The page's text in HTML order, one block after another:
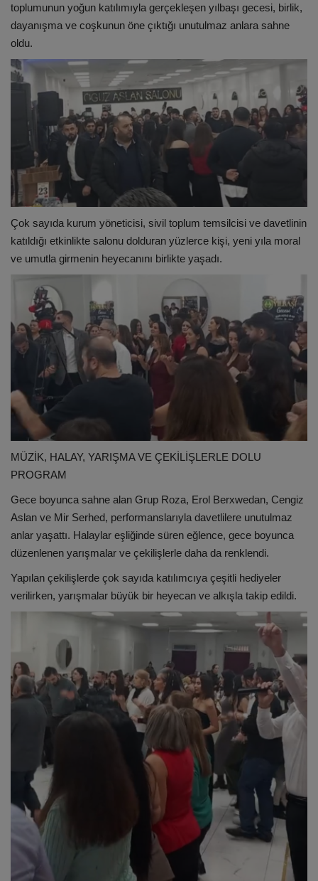
toplumunun yoğun katılımıyla gerçekleşen yılbaşı gecesi, birlik,
dayanışma ve coşkunun öne çıktığı unutulmaz anlara sahne
oldu.
Çok sayıda kurum yöneticisi, sivil toplum temsilcisi ve davetlinin
katıldığı etkinlikte salonu dolduran yüzlerce kişi, yeni yıla moral
ve umutla girmenin heyecanını birlikte yaşadı.
MÜZİK, HALAY, YARIŞMA VE ÇEKİLİŞLERLE DOLU
PROGRAM
Gece boyunca sahne alan Grup Roza, Erol Berxwedan, Cengiz
Aslan ve Mir Serhed, performanslarıyla davetlilere unutulmaz
anlar yaşattı. Halaylar eşliğinde süren eğlence, gece boyunca
düzenlenen yarışmalar ve çekilişlerle daha da renklendi.
Yapılan çekilişlerde çok sayıda katılımcıya çeşitli hediyeler
verilirken, yarışmalar büyük bir heyecan ve alkışla takip edildi.